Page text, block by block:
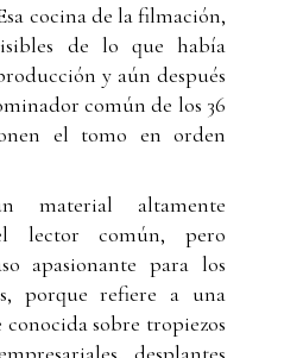
cocina de la filmación,
de lo que había
y aún después
común de los 36
el tomo en orden
altamente
lector común, pero
apasionante para los
porque refiere a una
sobre tropiezos